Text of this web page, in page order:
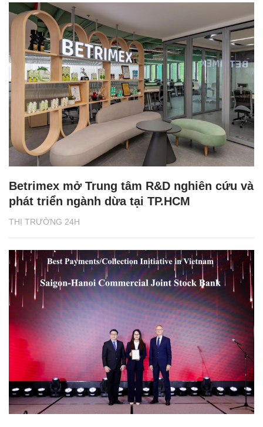
THỊ TRƯỜNG 24H
Betrimex mở Trung tâm R&D nghiên cứu và
phát triển ngành dừa tại TP.HCM